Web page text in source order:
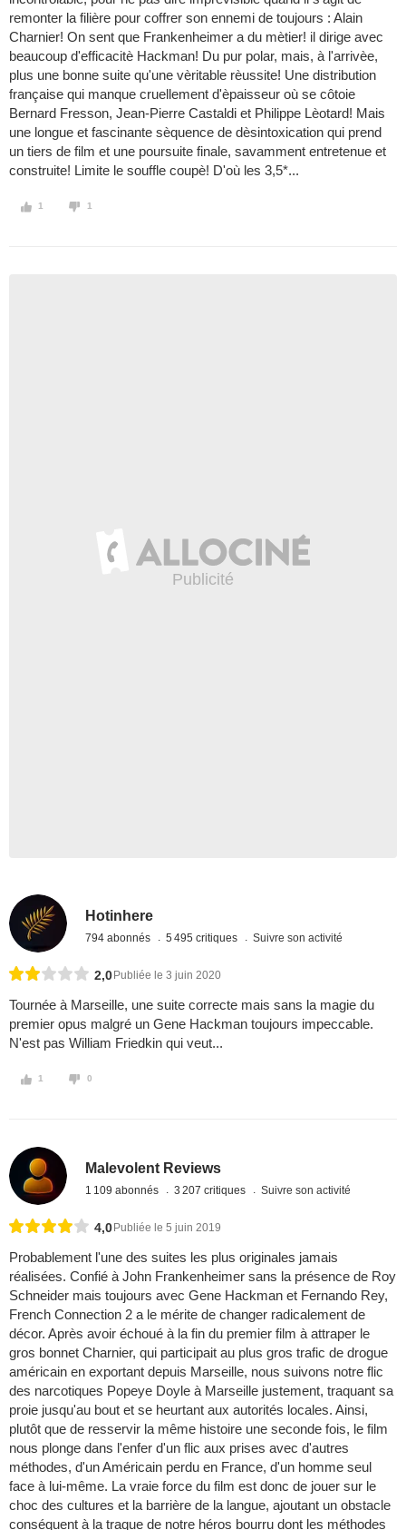
remonter la filière pour coffrer son ennemi de toujours : Alain
Charnier! On sent que Frankenheimer a du mètier! il dirige avec
beaucoup d'efficacitè Hackman! Du pur polar, mais, à l'arrivèe,
plus une bonne suite qu'une vèritable rèussite! Une distribution
française qui manque cruellement d'èpaisseur où se côtoie
Bernard Fresson, Jean-Pierre Castaldi et Philippe Lèotard! Mais
une longue et fascinante sèquence de dèsintoxication qui prend
un tiers de film et une poursuite finale, savamment entretenue et
construite! Limite le souffle coupè! D'où les 3,5*...
1 1
Hotinhere
794 abonnés 5 495 critiques Suivre son activité
2,0 Publiée le 3 juin 2020
Tournée à Marseille, une suite correcte mais sans la magie du
premier opus malgré un Gene Hackman toujours impeccable.
N'est pas William Friedkin qui veut...
1 0
Malevolent Reviews
1 109 abonnés 3 207 critiques Suivre son activité
4,0 Publiée le 5 juin 2019
Probablement l'une des suites les plus originales jamais
réalisées. Confié à John Frankenheimer sans la présence de Roy
Schneider mais toujours avec Gene Hackman et Fernando Rey,
French Connection 2 a le mérite de changer radicalement de
décor. Après avoir échoué à la fin du premier film à attraper le
gros bonnet Charnier, qui participait au plus gros trafic de drogue
américain en exportant depuis Marseille, nous suivons notre flic
des narcotiques Popeye Doyle à Marseille justement, traquant sa
proie jusqu'au bout et se heurtant aux autorités locales. Ainsi,
plutôt que de resservir la même histoire une seconde fois, le film
nous plonge dans l'enfer d'un flic aux prises avec d'autres
méthodes, d'un Américain perdu en France, d'un homme seul
face à lui-même. La vraie force du film est donc de jouer sur le
choc des cultures et la barrière de la langue, ajoutant un obstacle
conséquent à la traque de notre héros bourru dont les méthodes